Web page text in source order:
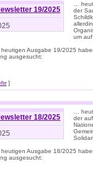
19/2025
…
der
um
heutigen Ausgabe 19/2025
ausgesucht:
]
18/2025
…
der
heutigen Ausgabe 18/2025
ausgesucht: